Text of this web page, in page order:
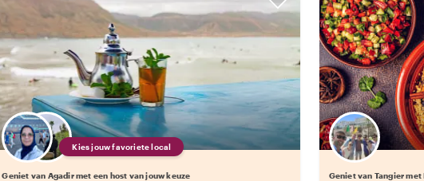
Kies jouw favoriete local
Geniet van Agadir met een host van jouw keuze Geniet van Tangier met